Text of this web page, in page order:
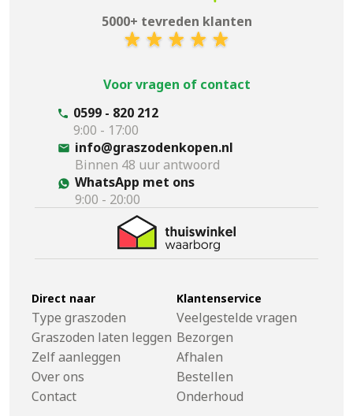
5000+ tevreden klanten
Voor vragen of contact
0599 - 820 212
9:00 - 17:00
info@graszodenkopen.nl
Binnen 48 uur antwoord
WhatsApp met ons
9:00 - 20:00
Direct naar
Type graszoden
Graszoden laten leggen
Zelf aanleggen
Over ons
Contact
Klantenservice
Veelgestelde vragen
Bezorgen
Afhalen
Bestellen
Onderhoud